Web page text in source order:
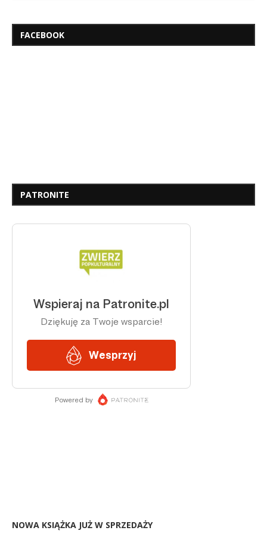
FACEBOOK
PATRONITE
NOWA KSIĄŻKA JUŻ W SPRZEDAŻY